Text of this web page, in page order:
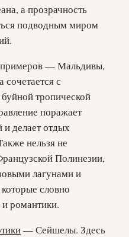
а прозрачность
подводным миром
— Мальдивы,
сочетается с
тропической
поражает
и делает отдых
нельзя не
Полинезии,
лагунами и
словно
романтики.
— Сейшелы. Здесь